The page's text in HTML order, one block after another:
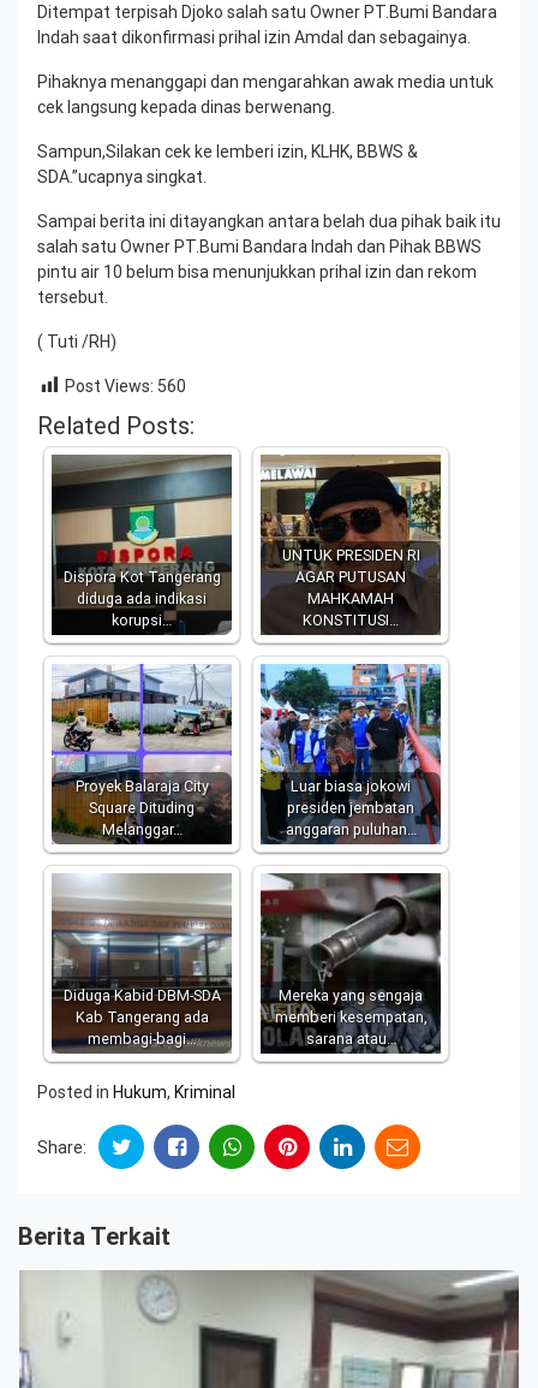
Ditempat terpisah Djoko salah satu Owner PT.Bumi Bandara
Indah saat dikonfirmasi prihal izin Amdal dan sebagainya.
Pihaknya menanggapi dan mengarahkan awak media untuk
cek langsung kepada dinas berwenang.
Sampun,Silakan cek ke lemberi izin, KLHK, BBWS &
SDA.”ucapnya singkat.
Sampai berita ini ditayangkan antara belah dua pihak baik itu
salah satu Owner PT.Bumi Bandara Indah dan Pihak BBWS
pintu air 10 belum bisa menunjukkan prihal izin dan rekom
tersebut.
( Tuti /RH)
Post Views: 560
Related Posts:
Dispora Kot Tangerang
diduga ada indikasi
korupsi…
UNTUK PRESIDEN RI
AGAR PUTUSAN
MAHKAMAH
KONSTITUSI…
Proyek Balaraja City
Square Dituding
Melanggar…
Luar biasa jokowi
presiden jembatan
anggaran puluhan…
Diduga Kabid DBM-SDA
Kab Tangerang ada
membagi-bagi…
Mereka yang sengaja
memberi kesempatan,
sarana atau…
Posted in Hukum, Kriminal
Share:
Berita Terkait